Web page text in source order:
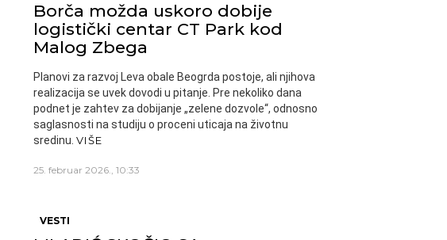
Borča možda uskoro dobije
logistički centar CT Park kod
Malog Zbega
Planovi za razvoj Leva obale Beogrda postoje, ali njihova
realizacija se uvek dovodi u pitanje. Pre nekoliko dana
podnet je zahtev za dobijanje „zelene dozvole“, odnosno
saglasnosti na studiju o proceni uticaja na životnu
sredinu. VIŠE
25. februar 2026., 10:33
VESTI